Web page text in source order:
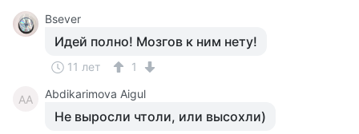
Bsever
Идей полно! Мозгов к ним нету!
11 лет 1
AA Abdikarimova Aigul
Не выросли чтоли, или высохли)